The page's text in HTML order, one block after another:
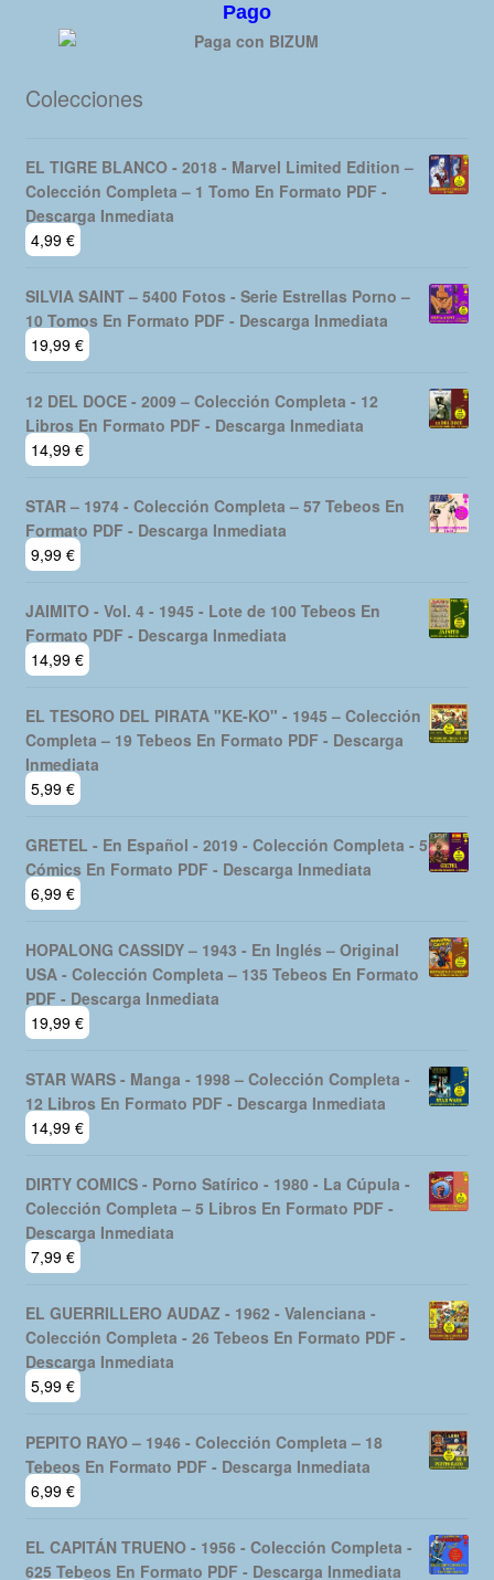
Pago
Colecciones
EL TIGRE BLANCO - 2018 - Marvel Limited Edition –
Colección Completa – 1 Tomo En Formato PDF -
Descarga Inmediata
4,99 €
SILVIA SAINT – 5400 Fotos - Serie Estrellas Porno –
10 Tomos En Formato PDF - Descarga Inmediata
19,99 €
12 DEL DOCE - 2009 – Colección Completa - 12
Libros En Formato PDF - Descarga Inmediata
14,99 €
STAR – 1974 - Colección Completa – 57 Tebeos En
Formato PDF - Descarga Inmediata
9,99 €
JAIMITO - Vol. 4 - 1945 - Lote de 100 Tebeos En
Formato PDF - Descarga Inmediata
14,99 €
EL TESORO DEL PIRATA "KE-KO" - 1945 – Colección
Completa – 19 Tebeos En Formato PDF - Descarga
Inmediata
5,99 €
GRETEL - En Español - 2019 - Colección Completa - 5
Cómics En Formato PDF - Descarga Inmediata
6,99 €
HOPALONG CASSIDY – 1943 - En Inglés – Original
USA - Colección Completa – 135 Tebeos En Formato
PDF - Descarga Inmediata
19,99 €
STAR WARS - Manga - 1998 – Colección Completa -
12 Libros En Formato PDF - Descarga Inmediata
14,99 €
DIRTY COMICS - Porno Satírico - 1980 - La Cúpula -
Colección Completa – 5 Libros En Formato PDF -
Descarga Inmediata
7,99 €
EL GUERRILLERO AUDAZ - 1962 - Valenciana -
Colección Completa - 26 Tebeos En Formato PDF -
Descarga Inmediata
5,99 €
PEPITO RAYO – 1946 - Colección Completa – 18
Tebeos En Formato PDF - Descarga Inmediata
6,99 €
EL CAPITÁN TRUENO - 1956 - Colección Completa -
625 Tebeos En Formato PDF - Descarga Inmediata